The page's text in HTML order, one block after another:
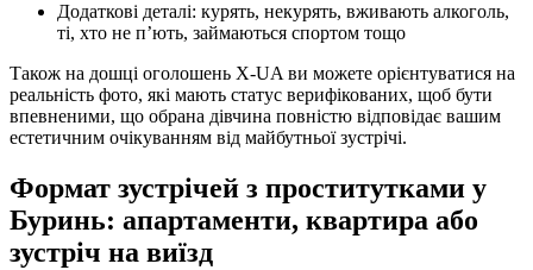
Додаткові деталі: курять, некурять, вживають алкоголь,
ті, хто не п’ють, займаються спортом тощо
Також на дошці оголошень X-UA ви можете орієнтуватися на
реальність фото, які мають статус верифікованих, щоб бути
впевненими, що обрана дівчина повністю відповідає вашим
естетичним очікуванням від майбутньої зустрічі.
Формат зустрічей з проститутками у
Буринь: апартаменти, квартира або
зустріч на виїзд